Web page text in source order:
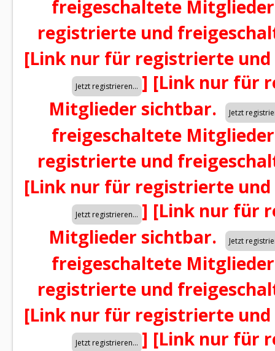
freigeschaltete
registrierte und
[Link nur für registrierte
] [Link nur für
Mitglieder sichtbar.
freigeschaltete
registrierte und
[Link nur für registrierte
] [Link nur für
Mitglieder sichtbar.
freigeschaltete
registrierte und
[Link nur für registrierte
] [Link nur für